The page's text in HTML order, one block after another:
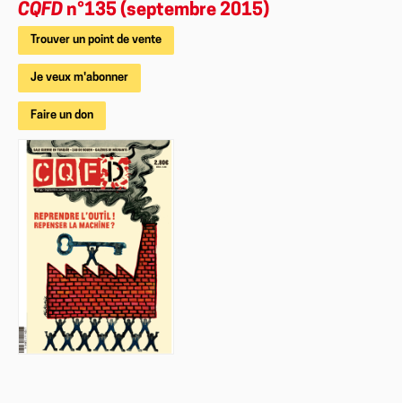
CQFD n°135 (septembre 2015)
Trouver un point de vente
Je veux m'abonner
Faire un don